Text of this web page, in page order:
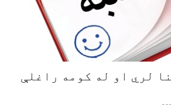
لري او له کومه راغلې